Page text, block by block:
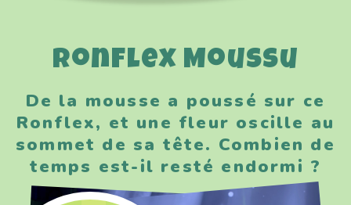
Ronflex Moussu
De la mousse a poussé sur ce
Ronflex, et une fleur oscille au
sommet de sa tête. Combien de
temps est-il resté endormi ?